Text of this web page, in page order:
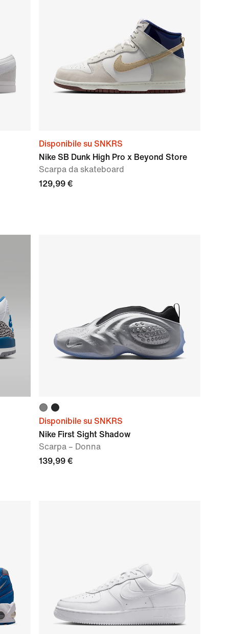
Disponibile su SNKRS
Nike SB Dunk High Pro x Beyond Store
Scarpa da skateboard
129,99 €
Disponibile su SNKRS
Nike First Sight Shadow
Scarpa – Donna
139,99 €